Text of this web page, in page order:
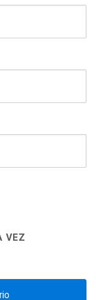
VEZ